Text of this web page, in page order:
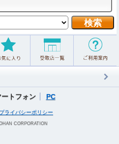
ートフォン PC
プライバシーポリシー
CORPORATION